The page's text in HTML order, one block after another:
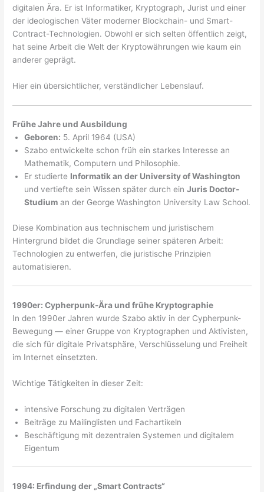
digitalen Ära. Er ist Informatiker, Kryptograph, Jurist und einer
der ideologischen Väter moderner Blockchain- und Smart-
Contract-Technologien. Obwohl er sich selten öffentlich zeigt,
hat seine Arbeit die Welt der Kryptowährungen wie kaum ein
anderer geprägt.
Hier ein übersichtlicher, verständlicher Lebenslauf.
Frühe Jahre und Ausbildung
Geboren: 5. April 1964 (USA)
Szabo entwickelte schon früh ein starkes Interesse an
Mathematik, Computern und Philosophie.
Er studierte Informatik an der University of Washington
und vertiefte sein Wissen später durch einJuris Doctor-
Studium an der George Washington University Law School.
Diese Kombination aus technischem und juristischem
Hintergrund bildet die Grundlage seiner späteren Arbeit:
Technologien zu entwerfen, die juristische Prinzipien
automatisieren.
1990er: Cypherpunk-Ära und frühe Kryptographie
In den 1990er Jahren wurde Szabo aktiv in der Cypherpunk-
Bewegung — einer Gruppe von Kryptographen und Aktivisten,
die sich für digitale Privatsphäre, Verschlüsselung und Freiheit
im Internet einsetzten.
Wichtige Tätigkeiten in dieser Zeit:
intensive Forschung zu digitalen Verträgen
Beiträge zu Mailinglisten und Fachartikeln
Beschäftigung mit dezentralen Systemen und digitalem
Eigentum
1994: Erfindung der „Smart Contracts“